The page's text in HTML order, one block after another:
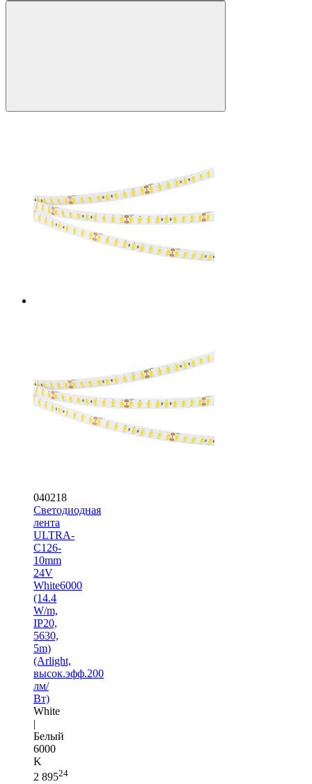
040218
Светодиодная
лента
ULTRA-
C126-
10mm
24V
White6000
(14.4
W/m,
IP20,
5630,
5m)
(Arlight,
высок.эфф.200
лм/
Вт)
White
|
Белый
6000
K
2 89524